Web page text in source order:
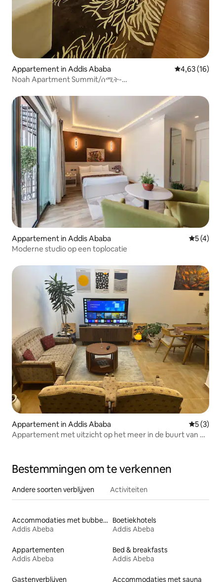
Appartement in Addis Ababa Gemiddelde
4,63 (16)
Noah Apartment Summit/ሰሚት-
Appartement in Addis Ababa
5 (4)
Moderne studio op een toplocatie
Appartement in Addis Ababa
5 (3)
Appartement met uitzicht op het meer in de buurt van de
Bestemmingen om te verkennen
Andere soorten verblijven Activiteiten
Accommodaties met bubbelbad
Addis Abeba
Boetiekhotels
Addis Abeba
Appartementen
Addis Abeba
Bed & breakfasts
Addis Abeba
Gastenverblijven Accommodaties met sauna